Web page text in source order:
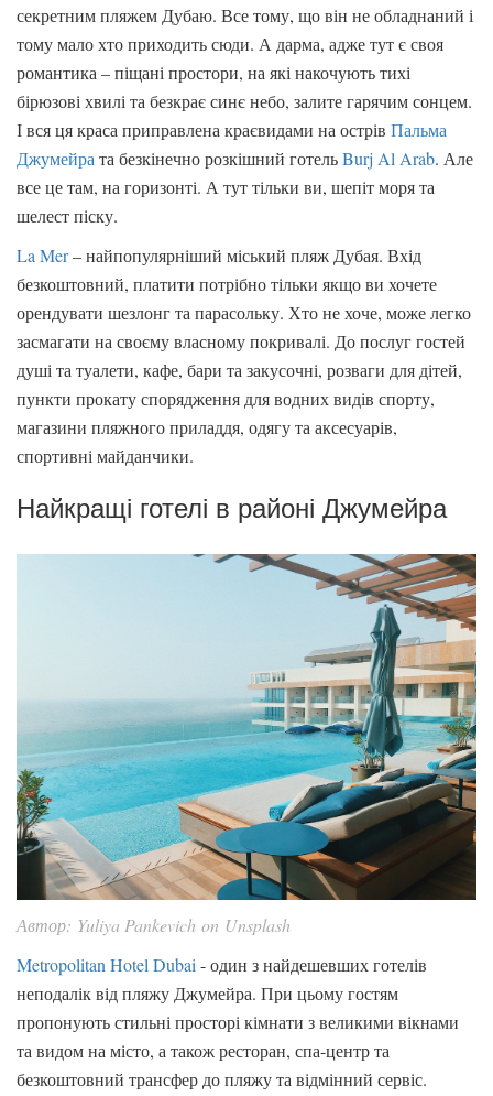
секретним пляжем Дубаю. Все тому, що він не обладнаний і
тому мало хто приходить сюди. А дарма, адже тут є своя
романтика – піщані простори, на які накочують тихі
бірюзові хвилі та безкрає синє небо, залите гарячим сонцем.
І вся ця краса приправлена ​​краєвидами на острів Пальма
Джумейрата безкінечно розкішний готельBurj Al Arab. Але
все це там, на горизонті. А тут тільки ви, шепіт моря та
шелест піску.
La Mer– найпопулярніший міський пляж Дубая. Вхід
безкоштовний, платити потрібно тільки якщо ви хочете
орендувати шезлонг та парасольку. Хто не хоче, може легко
засмагати на своєму власному покривалі. До послуг гостей
душі та туалети, кафе, бари та закусочні, розваги для дітей,
пункти прокату спорядження для водних видів спорту,
магазини пляжного приладдя, одягу та аксесуарів,
спортивні майданчики.
Найкращі готелі в районі Джумейра
Автор: Yuliya Pankevich on Unsplash
Metropolitan Hotel Dubai - один з найдешевших готелів
неподалік від пляжу Джумейра. При цьому гостям
пропонують стильні просторі кімнати з великими вікнами
та видом на місто, а також ресторан, спа-центр та
безкоштовний трансфер до пляжу та відмінний сервіс.